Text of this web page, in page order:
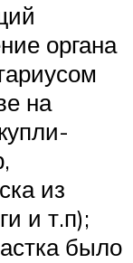
органа
на
из
и т.п);
было